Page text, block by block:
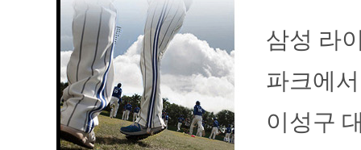
삼성 라
파크에
이성구